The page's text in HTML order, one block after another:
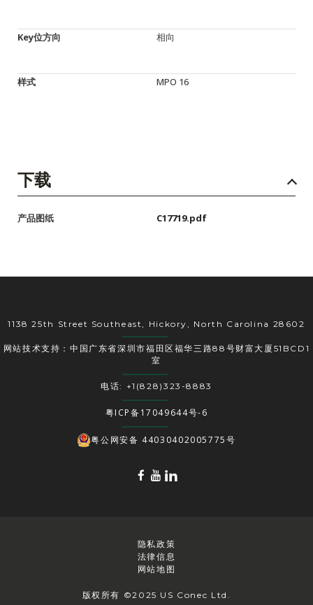
Key位方向 相向
样式 MPO 16
下载
产品图纸 C17719.pdf
1138 25th Street Southeast, Hickory, North Carolina 28602
网站技术支持：中国广东省深圳市福田区福华三路88号财富大厦51BCD1
室
电话: +1(828)323-8883
粤ICP备17049644号-6
粤公网安备 44030402005775号
版权所有 ©2025 US Conec Ltd.
隐私政策
法律信息
网站地图